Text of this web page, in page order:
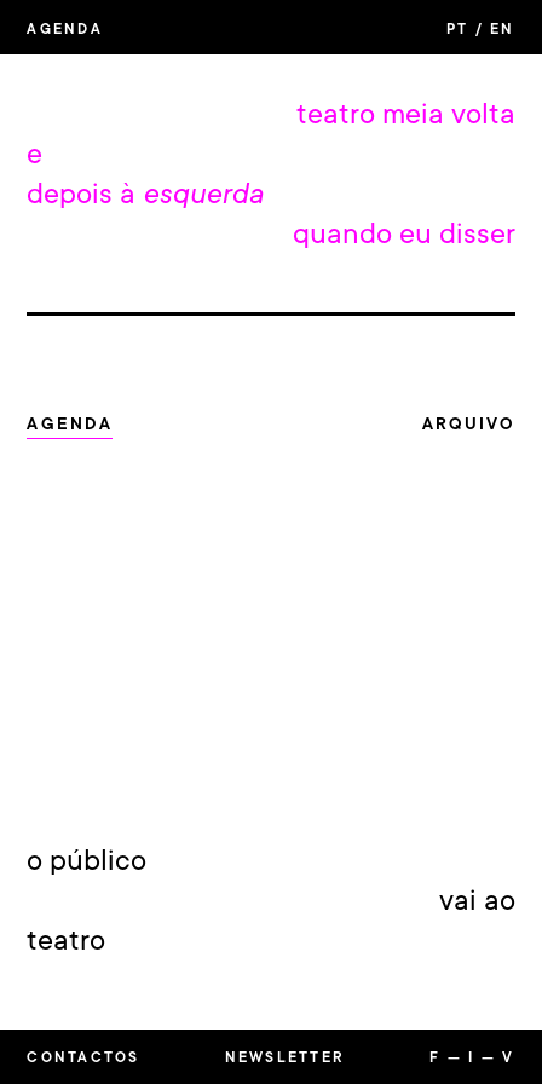
AGENDA PT / EN
teatro meia volta
e
depois à esquerda
quando eu disser
AGENDA ARQUIVO
o público
vai ao
teatro
CONTACTOS NEWSLETTER F — —V